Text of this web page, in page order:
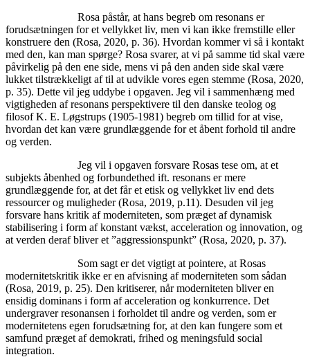
Rosa påstår, at hans begreb om resonans er
forudsætningen for et vellykket liv, men vi kan ikke fremstille eller
konstruere den (Rosa, 2020, p. 36). Hvordan kommer vi så i kontakt
med den, kan man spørge? Rosa svarer, at vi på samme tid skal være
påvirkelig på den ene side, mens vi på den anden side skal være
lukket tilstrækkeligt af til at udvikle vores egen stemme (Rosa, 2020,
p. 35). Dette vil jeg uddybe i opgaven. Jeg vil i sammenhæng med
vigtigheden af resonans perspektivere til den danske teolog og
filosof K. E. Løgstrups (1905-1981) begreb om tillid for at vise,
hvordan det kan være grundlæggende for et åbent forhold til andre
og verden.
Jeg vil i opgaven forsvare Rosas tese om, at et
subjekts åbenhed og forbundethed ift. resonans er mere
grundlæggende for, at det får et etisk og vellykket liv end dets
ressourcer og muligheder (Rosa, 2019, p.11). Desuden vil jeg
forsvare hans kritik af moderniteten, som præget af dynamisk
stabilisering i form af konstant vækst, acceleration og innovation, og
at verden deraf bliver et ”aggressionspunkt” (Rosa, 2020, p. 37).
Som sagt er det vigtigt at pointere, at Rosas
modernitetskritik ikke er en afvisning af moderniteten som sådan
(Rosa, 2019, p. 25). Den kritiserer, når moderniteten bliver en
ensidig dominans i form af acceleration og konkurrence. Det
undergraver resonansen i forholdet til andre og verden, som er
modernitetens egen forudsætning for, at den kan fungere som et
samfund præget af demokrati, frihed og meningsfuld social
integration.